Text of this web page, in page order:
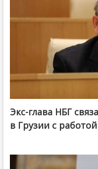
Экс-глава НБГ
в Грузии с